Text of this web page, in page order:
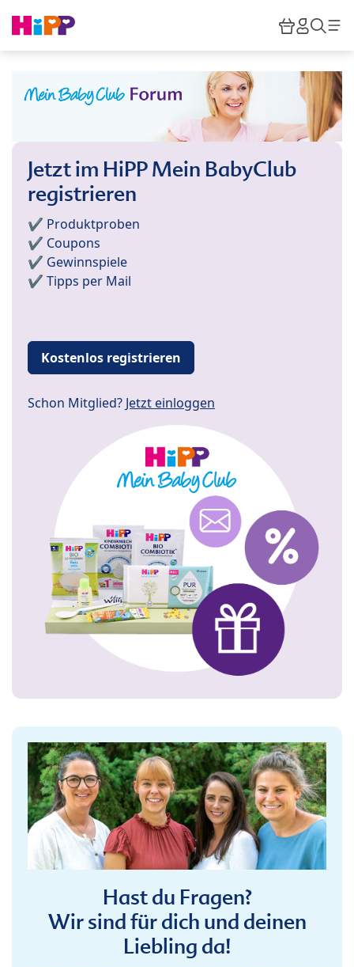
HiPP
Jetzt im HiPP Mein BabyClub
registrieren
✔️ Produktproben
✔️ Coupons
✔️ Gewinnspiele
✔️ Tipps per Mail
Kostenlos registrieren
Schon Mitglied? Jetzt einloggen
Hast du Fragen?
Wir sind für dich und deinen
Liebling da!